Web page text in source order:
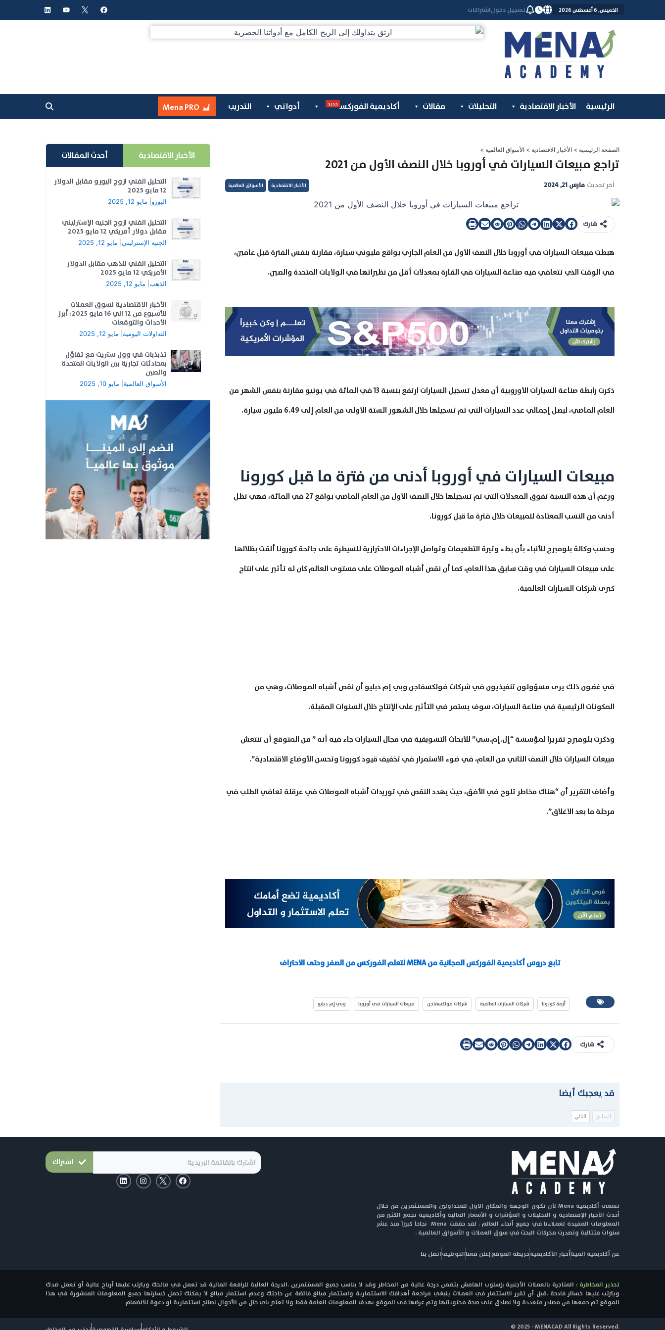
إلى
الخميس, 6 أغسطس 2026 تسجيل دخولاشتراكات
F
a
c
Y
o
u
L
i
n
الرئيسية الأخبار الاقتصادية التحليلات مقالات أكاديمية الفوركس جديد أدواتي التدريب Mena PRO
الصفحة الرئيسية > الأخبار الاقتصادية > الأسواق العالمية >
تراجع مبيعات السيارات في أوروبا خلال النصف الأول من 2021
آخر تحديث مارس 21, 2024 الأخبار الاقتصادية الأسواق العالمية
شارك
هبطت مبيعات السيارات في أوروبا خلال النصف الأول من العام الجاري بواقع مليوني سيارة، مقارنة بنفس الفترة قبل عامين،
في الوقت الذي تتعافي فيه صناعة السيارات في القارة بمعدلات أقل من نظيراتها في الولايات المتحدة والصين.
ذكرت رابطة صناعة السيارات الأوروبية أن معدل تسجيل السيارات ارتفع بنسبة 13 في المائة في يونيو مقارنة بنفس الشهر من
العام الماضي، ليصل إجمالي عدد السيارات التي تم تسجيلها خلال الشهور الستة الأولى من العام إلى 6.49 مليون سيارة.
مبيعات السيارات في أوروبا أدنى من فترة ما قبل كورونا
ورغم أن هذه النسبة تفوق المعدلات التي تم تسجيلها خلال النصف الأول من العام الماضي بواقع 27 في المائة، فهي تظل
أدنى من النسب المعتادة للمبيعات خلال فترة ما قبل كورونا.
وحسب وكالة بلومبرج للأنباء بأن بطء وتيرة التطعيمات وتواصل الإجراءات الاحترازية للسيطرة على جائحة كورونا ألقت بظلالها
على مبيعات السيارات في وقت سابق هذا العام، كما أن نقص أشباه الموصلات على مستوى العالم كان له تأثير على انتاج
كبرى شركات السيارات العالمية.
في غضون ذلك يرى مسؤولون تنفيذيون في شركات فولكسفاجن وبي إم دبليو أن نقص أشباه الموصلات، وهي من
المكونات الرئيسية في صناعة السيارات، سوف يستمر في التأثير على الإنتاج خلال السنوات المقبلة.
وذكرت بلومبرج تقريرا لمؤسسة “إل.إم.سي” للأبحاث التسويقية في مجال السيارات جاء فيه أنه ” من المتوقع أن تنتعش
مبيعات السيارات خلال النصف الثاني من العام، في ضوء الاستمرار في تخفيف قيود كورونا وتحسن الأوضاع الاقتصادية”.
وأضاف التقرير أن “هناك مخاطر تلوح في الأفق، حيث يهدد النقص في توريدات أشباه الموصلات في عرقلة تعافي الطلب في
مرحلة ما بعد الاغلاق”.
تابع دروس أكاديمية الفوركس المجانية منMENA لتعلم الفوركس من الصفر وحتى الاحتراف
أزمة كورونا شركات السيارات العالمية شركات فولكسفاجن مبيعات السيارات في أوروبا وبي إم دبليو
شارك
قد يعجبك أيضا
السابق التالي
الأخبار الاقتصادية أحدث المقالات
التحليل الفني لزوج اليورو مقابل الدولار
12 مايو 2025
اليورو مايو 12, 2025
التحليل الفني لزوج الجنيه الإسترليني
مقابل دولار أمريكي 12 مايو 2025
الجنيه الإسترليني مايو 12, 2025
التحليل الفني للذهب مقابل الدولار
الأمريكي 12 مايو 2025
الذهب مايو 12, 2025
الأخبار الاقتصادية لسوق العملات
للأسبوع من 12 الي 16 مايو 2025: أبرز
الأحداث والتوقعات
التداولات اليومية مايو 12, 2025
تذبذبات في وول ستريت مع تفاؤل
بمحادثات تجارية بين الولايات المتحدة
والصين
الأسواق العالمية مايو 10, 2025
تسعى أكاديمية Mena لأن تكون الوجهة والمكان الاول للمتداولين والمستثمرين من خلال
أحدث الأخبار الإقتصادية و التحليلات و المؤشرات و الأسعار المالية وأكاديمية تجمع الكثير من
المعلومات المفيدة لعملاءنا في جميع أنحاء العالم . لقد حققت Mena نجاحاً كبيراً منذ عشر
سنوات متتالية وتصدرت محركات البحث في سوق العملات و الأسواق العالمية .
عن أكاديمية الميناأخبار الأكاديميةخريطة الموقعإعلن معناالتوظيفاتصل بنا
اشتراك
F
a
c
I
n
s
L
i
n
تحذير المخاطرة : المتاجرة بالعملات الأجنبية بإسلوب الهامش يتضمن درجة عالية من المخاطر وقد لا يناسب جميع المستثمرين .الدرجة العالية للرافعة المالية قد تعمل في صالحك ويترتب عليها أرباح عالية أو تعمل ضدك
ويترتب عليها خسائر فادحة .قبل أن تقرر الاستثمار في العملات ينبغي مراجعة أهدافك الاستثمارية واستثمار مبالغ فائضة عن حاجتك وعدم استثمار مبالغ لا يمكنك تحمل خسارتها جميع المعلومات المنشورة في هذا
الموقع تم جمعها من مصادر متعددة ولا نصادق على صحة محتوياتها وتم عرضها في الموقع بهدف المعلومات العامة فقط ولا تعتبر باي حال من الأحوال نصائح استثمارية او دعوة للانضمام
© 2025 - MENACAD All Rights Reserved.